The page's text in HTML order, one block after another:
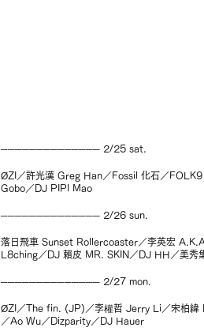
────────────── 2/25 sat.
ØZI／許光漢 Greg Han／Fossil 化石／
Gobo／DJ PIPI Mao
────────────── 2/26 sun.
落日飛車 Sunset Rollercoaster／李英宏
L8ching／DJ 賴皮 MR. SKIN／DJ HH／美秀
────────────── 2/27 mon.
ØZI／The fin. (JP)／李權哲 Jerry Li／宋柏緯
／Ao Wu／Dizparity／DJ Hauer